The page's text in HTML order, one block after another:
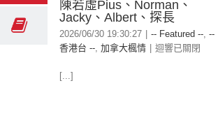
陳若虛Pius、Norman、
Jacky、Albert、探長
2026/06/30 19:30:27 -- Featured --, --
香港台 --, 加拿大楓情 迴響已關閉
[...]